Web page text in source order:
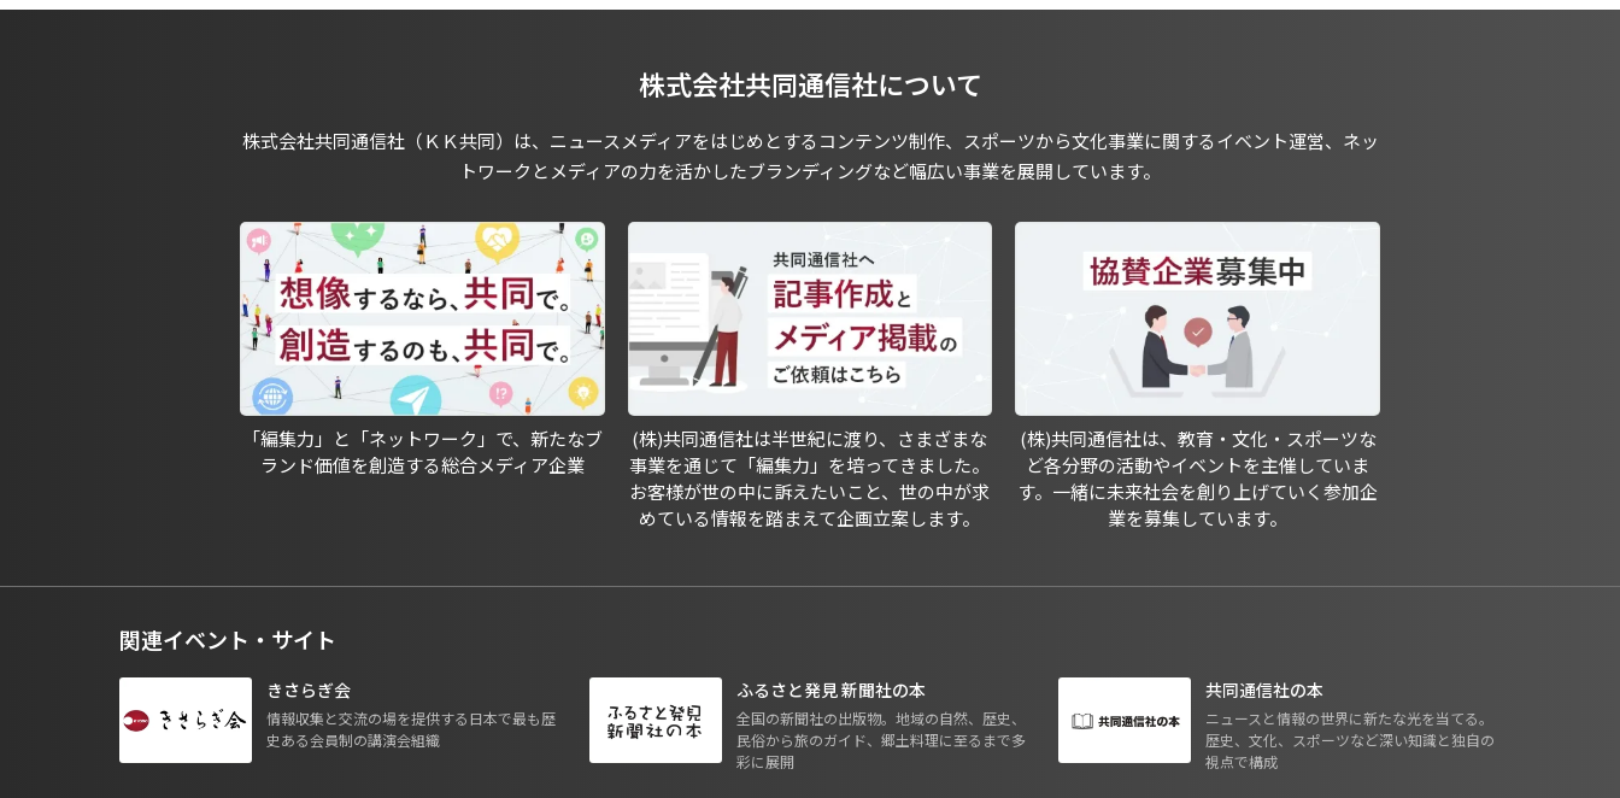
株式会社共同通信社について
株式会社共同通信社（ＫＫ共同）は、ニュースメディアをはじめとするコンテンツ制作、スポーツから文化事業に関するイベント運営、ネッ
トワークとメディアの力を活かしたブランディングなど幅広い事業を展開しています。
「編集力」と「ネットワーク」で、新たなブ
ランド価値を創造する総合メディア企業
(株)共同通信社は半世紀に渡り、さまざまな
事業を通じて「編集力」を培ってきました。
お客様が世の中に訴えたいこと、世の中が求
めている情報を踏まえて企画立案します。
(株)共同通信社は、教育・文化・スポーツな
ど各分野の活動やイベントを主催していま
す。一緒に未来社会を創り上げていく参加企
業を募集しています。
関連イベント・サイト
きさらぎ会
情報収集と交流の場を提供する日本で最も歴
史ある会員制の講演会組織
ふるさと発見 新聞社の本
全国の新聞社の出版物。地域の自然、歴史、
民俗から旅のガイド、郷土料理に至るまで多
彩に展開
共同通信社の本
ニュースと情報の世界に新たな光を当てる。
歴史、文化、スポーツなど深い知識と独自の
視点で構成